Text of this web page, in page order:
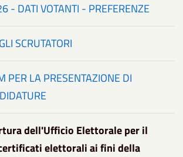
- DATI VOTANTI - PREFERENZE
SCRUTATORI
PER LA PRESENTAZIONE DI
dell'Ufficio Elettorale per il
elettorali ai fini della